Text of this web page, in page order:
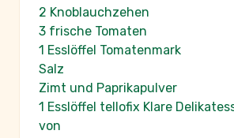
2 Knoblauchzehen
3 frische Tomaten
1 Esslöffel Tomatenmark
Salz
Zimt und Paprikapulver
1 Esslöffel tellofix Klare
von